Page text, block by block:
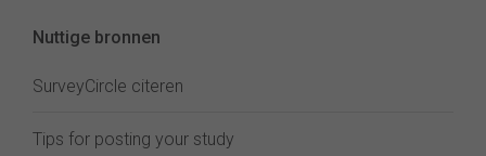
Nuttige bronnen
SurveyCircle citeren
Tips for posting your study